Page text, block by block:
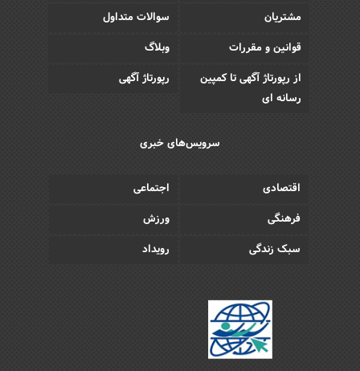
مشتریان
سوالات متداول
قوانین و مقررات
وبلاگ
از رپورتاژ آگهی تا کمپین
رسانه ای
رپورتاژ آگهی
سرویس‌های خبری
اقتصادی
اجتماعی
فرهنگی
ورزش
سبک زندگی
رویداد